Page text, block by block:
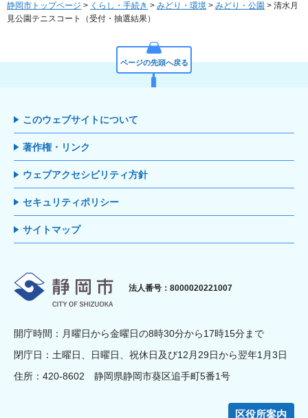
静岡市トップページ > くらし・手続き > みどり・環境 > みどり・公園 > 清水月
見公園テニスコート（受付・抽選結果）
ページの先頭へ戻る
このウェブサイトについて
著作権・リンク
ウェブアクセシビリティ方針
セキュリティポリシー
サイトマップ
静岡市
法人番号：8000020221007
開庁時間：月曜日から金曜日の8時30分から17時15分まで
閉庁日：土曜日、日曜日、祝休日及び12月29日から翌年1月3日
住所：420-8602 静岡県静岡市葵区追手町5番1号
区役所案内